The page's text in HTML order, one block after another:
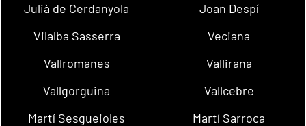
Julià de Cerdanyola
Joan Despí
Vilalba Sasserra
Veciana
Vallromanes
Vallirana
Vallgorguina
Vallcebre
Martí Sesgueioles
Martí Sarroca